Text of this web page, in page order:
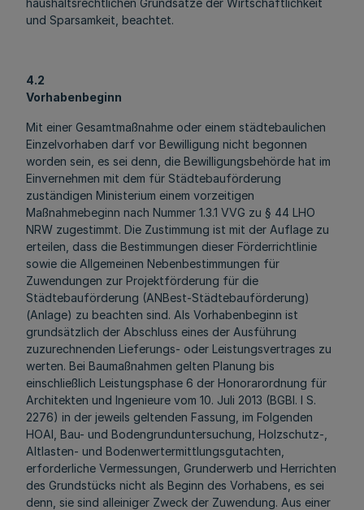
haushaltsrechtlichen Grundsätze der Wirtschaftlichkeit
und Sparsamkeit, beachtet.
4.2
Vorhabenbeginn
Mit einer Gesamtmaßnahme oder einem städtebaulichen
Einzelvorhaben darf vor Bewilligung nicht begonnen
worden sein, es sei denn, die Bewilligungsbehörde hat im
Einvernehmen mit dem für Städtebauförderung
zuständigen Ministerium einem vorzeitigen
Maßnahmebeginn nach Nummer 1.3.1 VVG zu § 44 LHO
NRW zugestimmt. Die Zustimmung ist mit der Auflage zu
erteilen, dass die Bestimmungen dieser Förderrichtlinie
sowie die Allgemeinen Nebenbestimmungen für
Zuwendungen zur Projektförderung für die
Städtebauförderung (ANBest-Städtebauförderung)
(Anlage) zu beachten sind. Als Vorhabenbeginn ist
grundsätzlich der Abschluss eines der Ausführung
zuzurechnenden Lieferungs- oder Leistungsvertrages zu
werten. Bei Baumaßnahmen gelten Planung bis
einschließlich Leistungsphase 6 der Honorarordnung für
Architekten und Ingenieure vom 10. Juli 2013 (BGBl. I S.
2276) in der jeweils geltenden Fassung, im Folgenden
HOAI, Bau- und Bodengrunduntersuchung, Holzschutz-,
Altlasten- und Bodenwertermittlungsgutachten,
erforderliche Vermessungen, Grunderwerb und Herrichten
des Grundstücks nicht als Beginn des Vorhabens, es sei
denn, sie sind alleiniger Zweck der Zuwendung. Aus einer